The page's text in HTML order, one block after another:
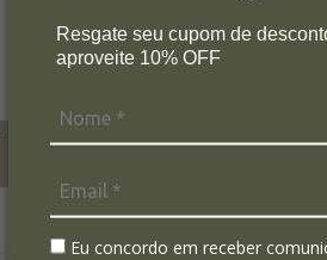
Resgate seu cupom de
aproveite 10% OFF
Eu concordo em receber
PARCELAMENTO